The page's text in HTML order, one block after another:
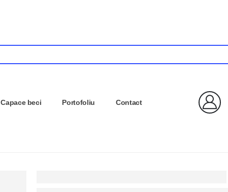
Capace beci Portofoliu Contact